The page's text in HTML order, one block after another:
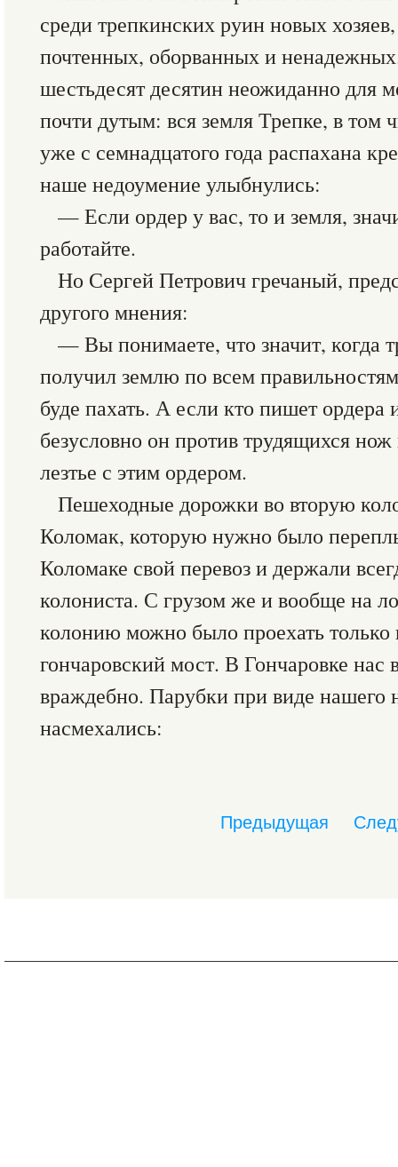
среди трепкинских руин новых
почтенных, оборванных и
шестьдесят десятин неожиданно для
почти дутым: вся земля Трепке, в том
уже с семнадцатого года распахана
наше недоумение улыбнулись:
— Если ордер у вас, то и земля,
работайте.
Но Сергей Петрович гречаный,
другого мнения:
— Вы понимаете, что значит, когда
получил землю по всем
буде пахать. А если кто пишет
безусловно он против трудящихся
лезтье с этим ордером.
Пешеходные дорожки во вторую
Коломак, которую нужно было
Коломаке свой перевоз и держали
колониста. С грузом же и вообще на
колонию можно было проехать
гончаровский мост. В Гончаровке нас
враждебно. Парубки при виде нашего
насмехались:
Предыдущая